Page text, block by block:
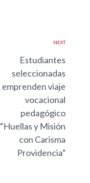
NEXT
Estudiantes
seleccionadas
emprenden viaje
vocacional
pedagógico
“Huellas y Misión
con Carisma
Providencia”